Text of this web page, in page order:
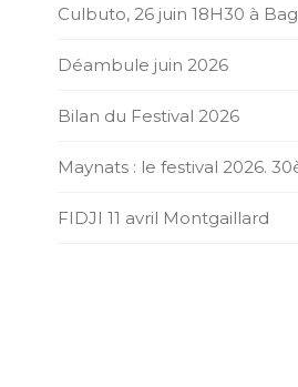
Culbuto, 26 juin 18H30 à
Déambule juin 2026
Bilan du Festival 2026
Maynats : le festival 2026.
FIDJI 11 avril Montgaillard